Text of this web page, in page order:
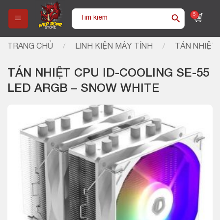
content
Tìm
5
TRANG CHỦ / LINH KIỆN MÁY TÍNH / TẢN NHIỆT
TẢN NHIỆT CPU ID-COOLING SE-55
LED ARGB – SNOW WHITE